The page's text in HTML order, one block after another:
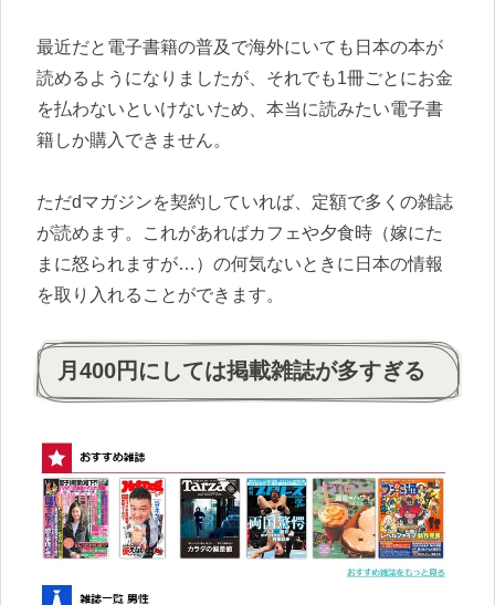
最近だと電子書籍の普及で海外にいても日本の本が
読めるようになりましたが、それでも1冊ごとにお金
を払わないといけないため、本当に読みたい電子書
籍しか購入できません。
ただdマガジンを契約していれば、定額で多くの雑誌
が読めます。これがあればカフェや夕食時（嫁にた
まに怒られますが…）の何気ないときに日本の情報
を取り入れることができます。
月400円にしては掲載雑誌が多すぎる